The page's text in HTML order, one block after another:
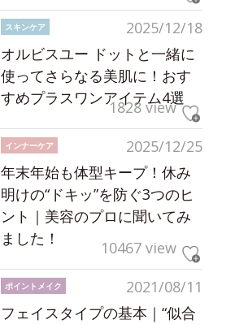
2025/12/18
スキンケア
オルビスユー ドットと一緒に
使ってさらなる美肌に！おす
すめプラスワンアイテム4選
1828 view
2025/12/25
インナーケア
年末年始も体型キープ！休み
明けの“ドキッ”を防ぐ3つのヒ
ント｜美容のプロに聞いてみ
ました！
10467 view
2021/08/11
ポイントメイク
フェイスタイプの基本｜“似合